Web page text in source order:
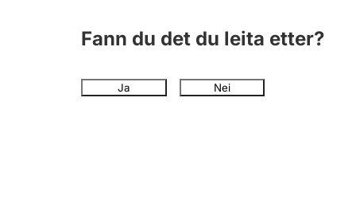
Fann du det du leita etter?
Ja Nei